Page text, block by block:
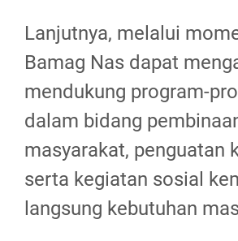
Lanjutnya, melalui
Bamag Nas dapat
mendukung program-
dalam bidang
masyarakat, penguatan
serta kegiatan sosial
langsung kebutuhan